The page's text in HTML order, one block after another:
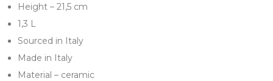
Height – 21,5 cm
1,3 L
Sourced in Italy
Made in Italy
Material – ceramic